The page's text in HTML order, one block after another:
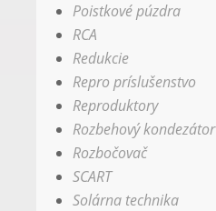
Poistkové púzdra
RCA
Redukcie
Repro príslušenstvo
Reproduktory
Rozbehový kondezátor
Rozbočovač
SCART
Solárna technika